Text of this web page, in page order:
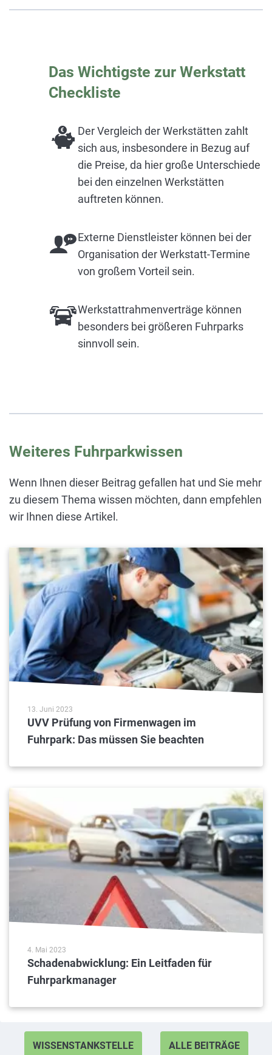
Das Wichtigste zur Werkstatt
Checkliste
Der Vergleich der Werkstätten zahlt
sich aus, insbesondere in Bezug auf
die Preise, da hier große Unterschiede
bei den einzelnen Werkstätten
auftreten können.
Externe Dienstleister können bei der
Organisation der Werkstatt-Termine
von großem Vorteil sein.
Werkstattrahmenverträge können
besonders bei größeren Fuhrparks
sinnvoll sein.
Weiteres Fuhrparkwissen
Wenn Ihnen dieser Beitrag gefallen hat und Sie mehr
zu diesem Thema wissen möchten, dann empfehlen
wir Ihnen diese Artikel.
UVV Prüfung von Firmenwagen im
Fuhrpark: Das müssen Sie beachten
13. Juni 2023
Schadenabwicklung: Ein Leitfaden für
Fuhrparkmanager
4. Mai 2023
WISSENSTANKSTELLE ALLE BEITRÄGE